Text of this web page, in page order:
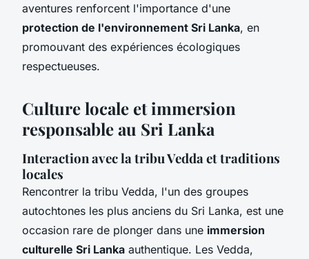
aventures renforcent l'importance d'une
protection de l'environnement Sri Lanka, en
promouvant des expériences écologiques
respectueuses.
Culture locale et immersion
responsable au Sri Lanka
Interaction avec la tribu Vedda et traditions
locales
Rencontrer la tribu Vedda, l'un des groupes
autochtones les plus anciens du Sri Lanka, est une
occasion rare de plonger dans une immersion
culturelle Sri Lanka authentique. Les Vedda,